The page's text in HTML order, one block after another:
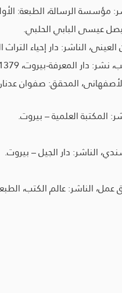
الطبعة: الأولى، 1421هـ -
عيسى البابي الحلبي.
الناشر: دار إحياء التراث
دار المعرفة-بيروت، 1379ه.
المحقق: صفوان عدنان
المكتبة العلمية – بيروت.
الناشر: دار الجيل – بيروت.
عالم الكتب، الطبعة: الأولى،